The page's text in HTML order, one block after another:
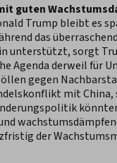
guten
Trump bleibt es
das
unterstützt, sorgt
Agenda derweil für
gegen
mit China,
der